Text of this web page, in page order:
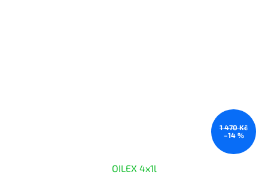
1 470 Kč
–14 %
OILEX 4x1l